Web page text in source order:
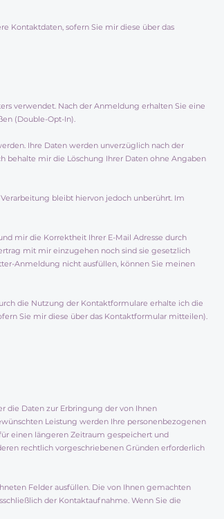
Kontaktdaten, sofern Sie mir diese über das
verwendet. Nach der Anmeldung erhalten Sie eine
(Double-Opt-In).
Ihre Daten werden unverzüglich nach der
behalte mir die Löschung Ihrer Daten ohne Angaben
bleibt hiervon jedoch unberührt. Im
mir die Korrektheit Ihrer E-Mail Adresse durch
mit mir einzugehen noch sind sie gesetzlich
Anmeldung nicht ausfüllen, können Sie meinen
die Nutzung der Kontaktformulare erhalte ich die
Sie mir diese über das Kontaktformular mitteilen).
die Daten zur Erbringung der von Ihnen
Leistung werden Ihre personenbezogenen
einen längeren Zeitraum gespeichert und
rechtlich vorgeschriebenen Gründen erforderlich
Felder ausfüllen. Die von Ihnen gemachten
der Kontaktaufnahme. Wenn Sie die